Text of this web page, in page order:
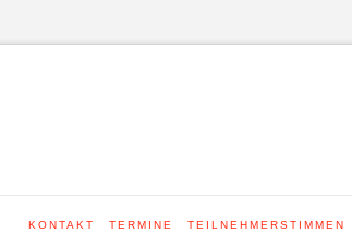
KONTAKT TERMINE TEILNEHMERSTIMMEN